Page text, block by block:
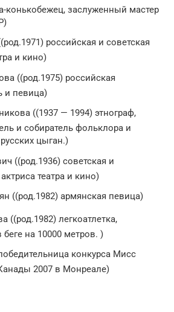
конькобежец, заслуженный мастер
российская и советская
и кино)
((род.1975) российская
и певица)
((1937 — 1994) этнограф,
и собиратель фольклора и
цыган.)
((род.1936) советская и
театра и кино)
((род.1982) армянская певица)
((род.1982) легкоатлетка,
беге на 10000 метров. )
конкурса Мисс
2007 в Монреале)